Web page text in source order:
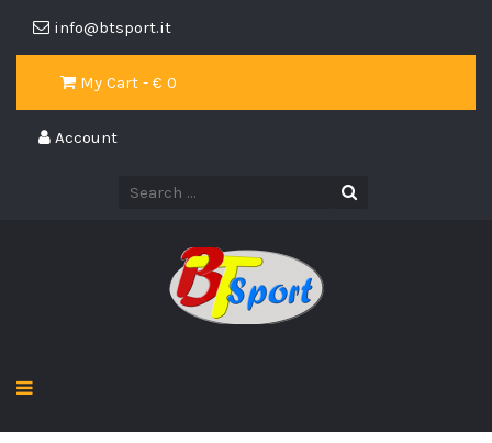
info@btsport.it
My Cart - € 0
Account